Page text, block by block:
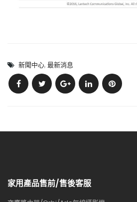
新聞中心, 最新消息
家用產品售前/售後客服